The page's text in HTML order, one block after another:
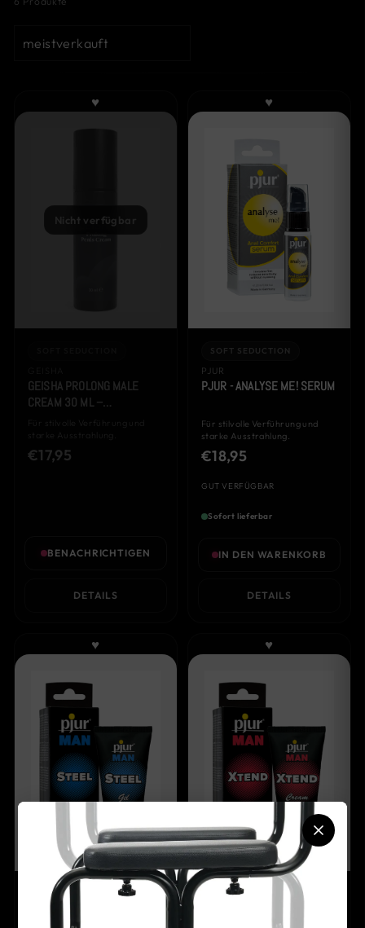
♥
Nicht verfügbar
GEISHA PROLONG MALE
CREAM 30 ML –
Für stilvolle Verführung und
starke Ausstrahlung.
€17,95
BENACHRICHTIGEN
DETAILS
♥
SOFT SEDUCTION
PJUR
PJUR - ANALYSE ME! SERUM
Für stilvolle Verführung und
starke Ausstrahlung.
€18,95
GUT VERFÜGBAR
Sofort lieferbar
IN DEN WARENKORB
DETAILS
♥
SOFT SEDUCTION
♥
SOFT SEDUCTION